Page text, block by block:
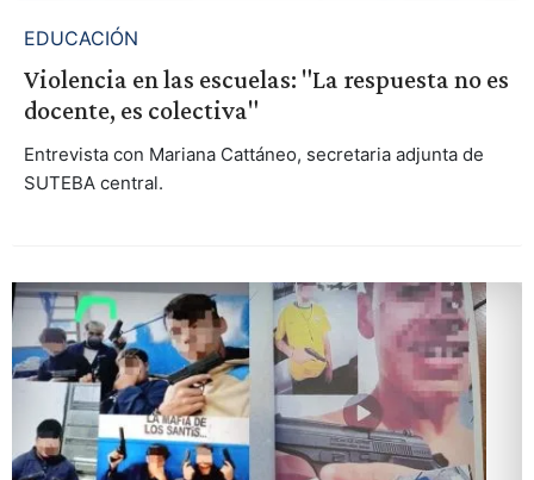
EDUCACIÓN
Violencia en las escuelas: "La respuesta no es
docente, es colectiva"
Entrevista con Mariana Cattáneo, secretaria adjunta de
SUTEBA central.